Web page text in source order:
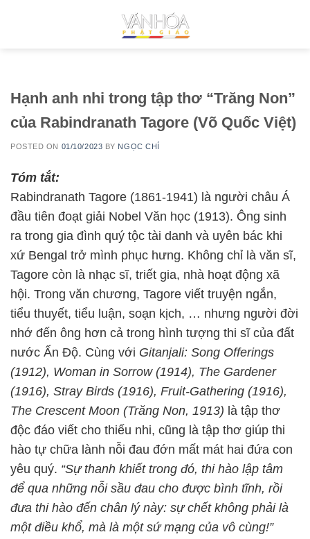
Hạnh anh nhi trong tập thơ “Trăng Non”
của Rabindranath Tagore (Võ Quốc Việt)
POSTED ON 01/10/2023 BY NGỌC CHÍ
Tóm tắt:
Rabindranath Tagore (1861-1941) là người châu Á
đầu tiên đoạt giải Nobel Văn học (1913). Ông sinh
ra trong gia đình quý tộc tài danh và uyên bác khi
xứ Bengal trở mình phục hưng. Không chỉ là văn sĩ,
Tagore còn là nhạc sĩ, triết gia, nhà hoạt động xã
hội. Trong văn chương, Tagore viết truyện ngắn,
tiểu thuyết, tiểu luận, soạn kịch, … nhưng người đời
nhớ đến ông hơn cả trong hình tượng thi sĩ của đất
nước Ấn Độ. Cùng với Gitanjali: Song Offerings
(1912), Woman in Sorrow (1914), The Gardener
(1916), Stray Birds (1916), Fruit-Gathering (1916),
The Crescent Moon (Trăng Non, 1913) là tập thơ
độc đáo viết cho thiếu nhi, cũng là tập thơ giúp thi
hào tự chữa lành nỗi đau đớn mất mát hai đứa con
yêu quý. “Sự thanh khiết trong đó, thi hào lập tâm
để qua những nỗi sầu đau cho được bình tĩnh, rồi
đưa thi hào đến chân lý này: sự chết không phải là
một điều khổ, mà là một sứ mạng của vô cùng!”